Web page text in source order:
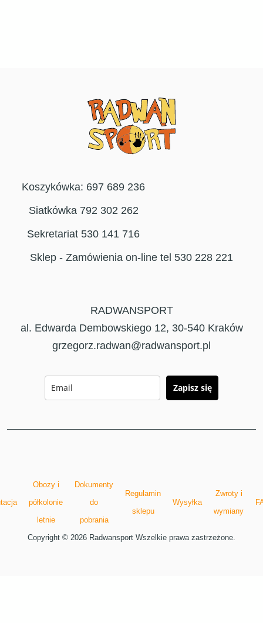
Koszykówka: 697 689 236
Siatkówka 792 302 262
Sekretariat 530 141 716
Sklep - Zamówienia on-line tel 530 228 221
RADWANSPORT
al. Edwarda Dembowskiego 12, 30-540 Kraków
grzegorz.radwan@radwansport.pl
Zapisz się
Obozy i
półkolonie
letnie
Dokumenty
do
pobrania
Regulamin
sklepu
Wysyłka
Zwroty i
wymiany
Copyright © 2026 Radwansport Wszelkie prawa zastrzeżone.